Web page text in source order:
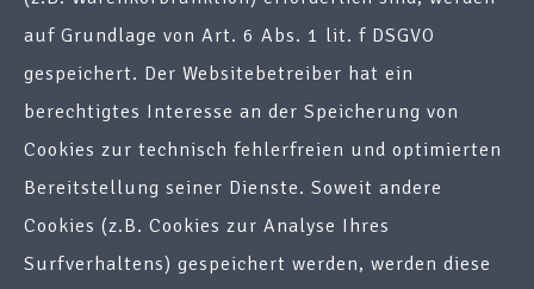
auf Grundlage von Art. 6 Abs. 1 lit. f DSGVO
gespeichert. Der Websitebetreiber hat ein
berechtigtes Interesse an der Speicherung von
Cookies zur technisch fehlerfreien und optimierten
Bereitstellung seiner Dienste. Soweit andere
Cookies (z.B. Cookies zur Analyse Ihres
Surfverhaltens) gespeichert werden, werden diese